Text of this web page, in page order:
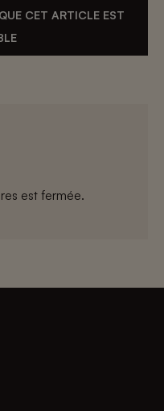
CET ARTICLE EST
est fermée.